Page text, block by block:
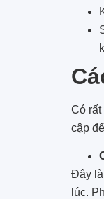
Có
cập
Đây là
lúc.